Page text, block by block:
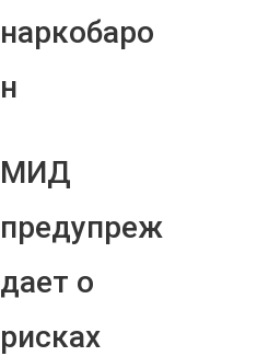
наркобаро
н
МИД
предупреж
дает о
рисках